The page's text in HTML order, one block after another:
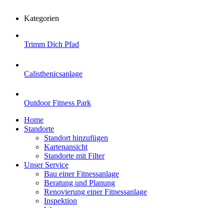
Kategorien
Trimm Dich Pfad
Calisthenicsanlage
Outdoor Fitness Park
Home
Standorte
Standort hinzufügen
Kartenansicht
Standorte mit Filter
Unser Service
Bau einer Fitnessanlage
Beratung und Planung
Renovierung einer Fitnessanlage
Inspektion